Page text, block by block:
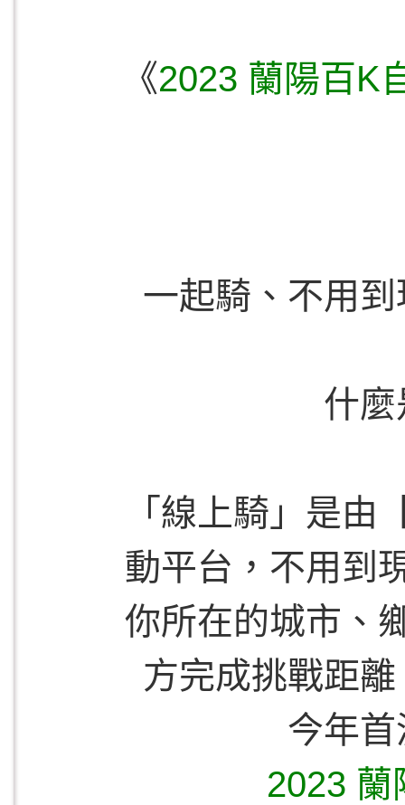
《2023 蘭陽百K
一起騎、不用
什
「 線上騎 」是由
動平台，不用到
你所在的城市、
方完成挑戰距
今年
2023 蘭